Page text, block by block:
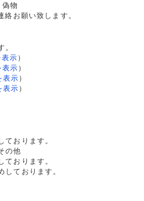
物
絡お願い致します。
。
示 ）
表示 ）
表示 ）
表示 ）
ております。
の他
ております。
しております。